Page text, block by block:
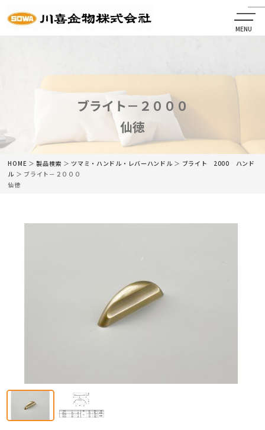
MENU
ブライト－２０００
仙徳
CLOSE
会社情報
商品情報
カタログ
ネットショップ
HOME ＞製品検索 ＞ ツマミ・ハンドル・レバーハンドル＞ ブライト 2000 ハンド
ル ＞ ブライト－２０００
仙徳